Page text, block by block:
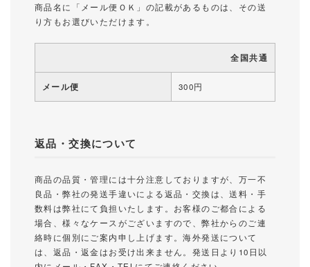
商品名に「メール便ＯＫ」の記載があるものは、その送
り方もお選びいただけます。
全国共通
メール便 300円
返品・交換について
商品の品質・管理には十分注意しておりますが、万一不
良品・弊社の発送手違いによる返品・交換は、送料・手
数料は弊社にて負担いたします。お客様のご都合による
場合、様々なケースがございますので、弊社からのご連
絡時に個別にご案内申し上げます。海外発送について
は、返品・返金はお受け出来ません。発送日より10日以